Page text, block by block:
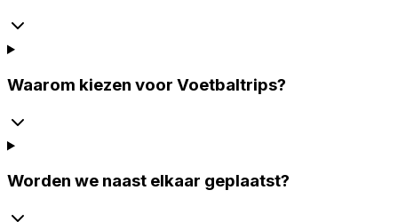
Waarom kiezen voor Voetbaltrips?
Worden we naast elkaar geplaatst?